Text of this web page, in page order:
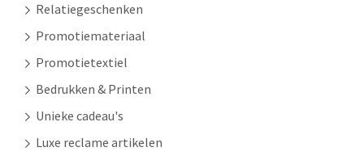
Relatiegeschenken
Promotiemateriaal
Promotietextiel
Bedrukken & Printen
Unieke cadeau's
Luxe reclame artikelen